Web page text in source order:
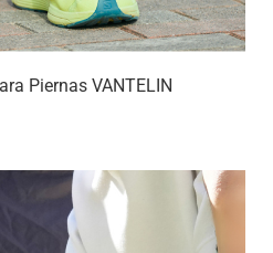
Piernas VANTELIN